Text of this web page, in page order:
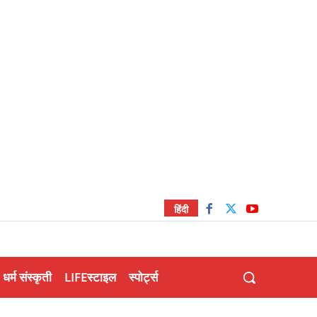
हिंदी
धर्म संस्कृती LIFEस्टाइल स्पोर्ट्स